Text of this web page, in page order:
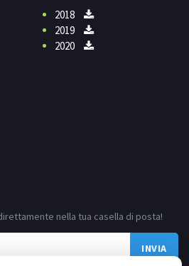
2018
2019
2020
nella tua casella di posta!